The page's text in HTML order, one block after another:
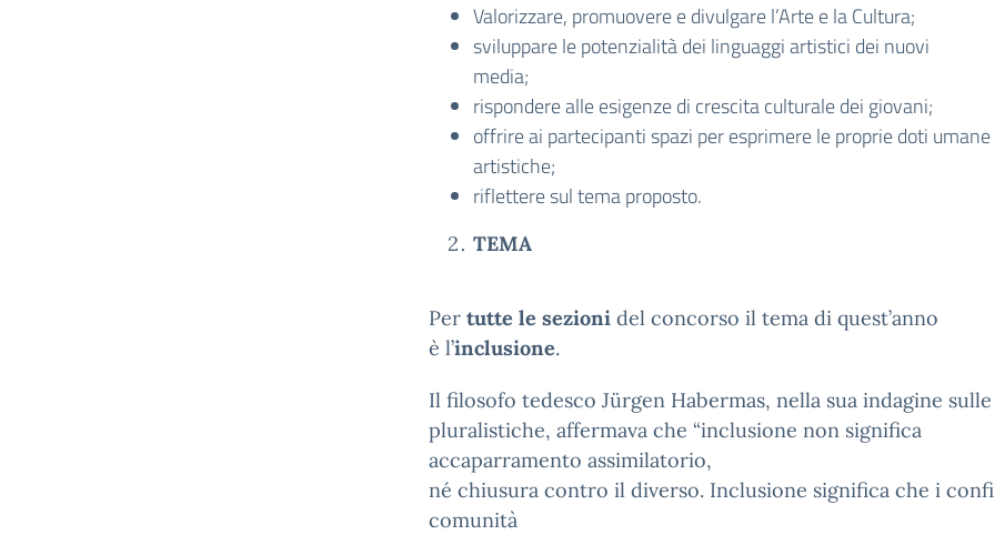
Valorizzare, promuovere e divulgare l’Arte e la Cultura;
sviluppare le potenzialità dei linguaggi artistici dei nuovi
media;
rispondere alle esigenze di crescita culturale dei giovani;
offrire ai partecipanti spazi per esprimere le proprie doti umane
artistiche;
riflettere sul tema proposto.
TEMA
Per tutte le sezioni del concorso il tema di quest’anno
è l’inclusione.
Il filosofo tedesco Jürgen Habermas, nella sua indagine
pluralistiche, affermava che “inclusione non significa
accaparramento assimilatorio,
né chiusura contro il diverso. Inclusione significa che i
comunità